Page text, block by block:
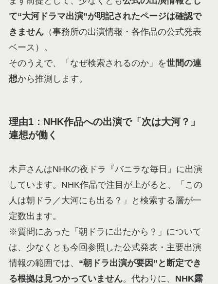
て“大河ドラマ出演”が明記されたページは確認で
きません（事務所の出演情報・各作品の公式発表
ベース）。
そのうえで、「なぜ検索されるのか」を世間の連
想から推測します。
理由1：NHK作品への出演で「次は大河？」
連想が働く
木戸さんはNHKの夜ドラ『バニラな毎日』に出演
しています。NHK作品で注目が上がると、「この
人は朝ドラ／大河にも出る？」と検索する層が一
定数出ます。
※質問にあった「朝ドラに出たから？」について
は、少なくとも今回参照した公式発表・主要出演
情報の範囲では、 “朝ドラ出演が要因”と断定でき
る根拠は見つかっていません。代わりに、 NHK露